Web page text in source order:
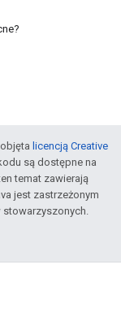
licencją Creative
są dostępne na
temat zawierają
jest zastrzeżonym
stowarzyszonych.